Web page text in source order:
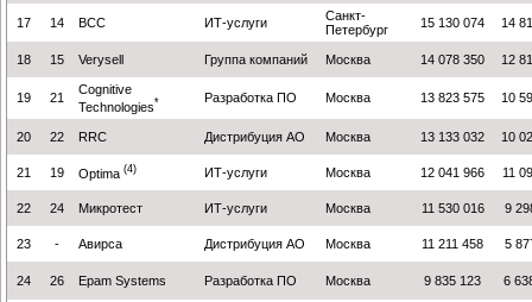
17 14 BCC ИТ-услуги
Санкт-
Петербург
15 130 074 14
18 15 Verysell Группа компаний Москва 14 078 350 12
19 21
Cognitive
Technologies* Разработка ПО Москва 13 823 575 10
20 22 RRC Дистрибуция АО Москва 13 133 032 10
21 19 Optima (4) ИТ-услуги Москва 12 041 966 11
22 24 Микротест ИТ-услуги Москва 11 530 016 9
23 - Авирса Дистрибуция АО Москва 11 211 458 5
24 26 Epam Systems Разработка ПО Москва 9 835 123 6